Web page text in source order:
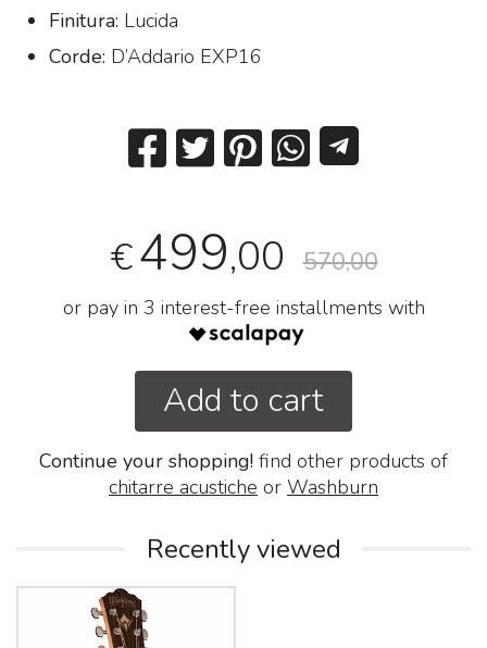
Finitura: Lucida
Corde: D’Addario EXP16
€499,00 570,00
or pay in 3 interest-free installments with
Add to cart
Continue your shopping! find other products of
chitarre acustiche or Washburn
Recently viewed